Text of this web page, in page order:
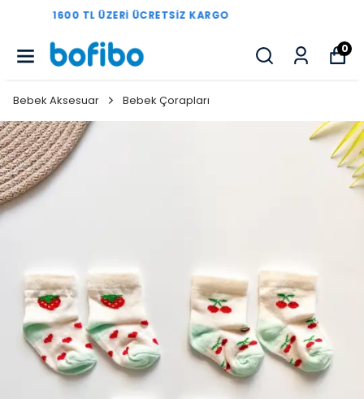
1600 TL ÜZERI ÜCRETSIZ KARGO
0
Bebek Aksesuar Bebek Çorapları